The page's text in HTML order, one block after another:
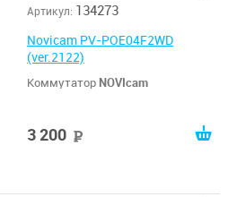
Артикул: 134273
Novicam PV-POE04F2WD
(ver.2122)
Коммутатор NOVIcam
3 200